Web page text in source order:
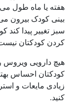
هفته یا ماه طول
بینی کودک بیرون
سبز تغییر پیدا
کردن کودکتان
هیچ دارویی ویروس
کودکتان احساس
زیادی مایعات و
کنید.